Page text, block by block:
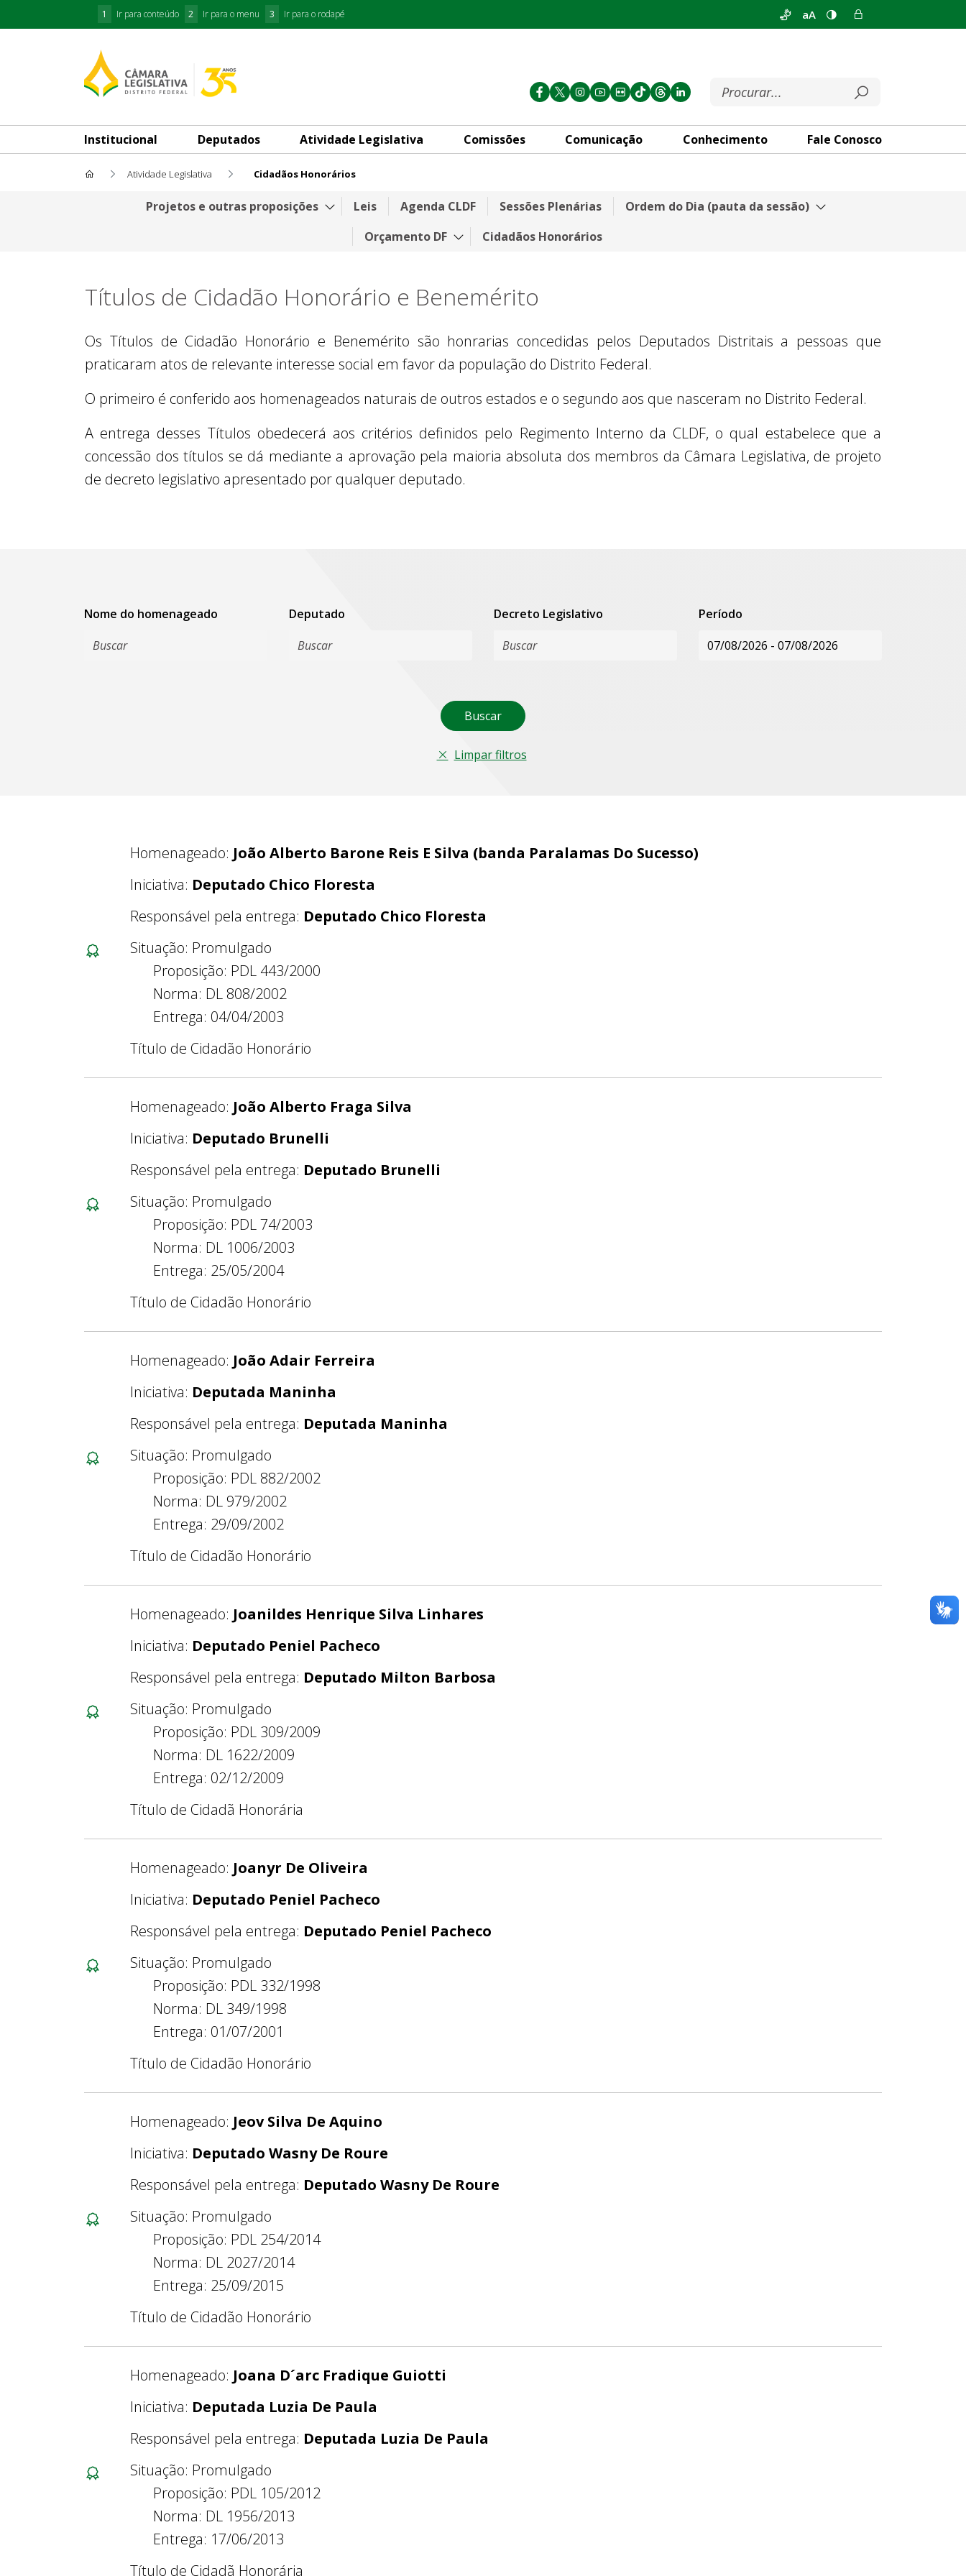
1 Ir para conteúdo 2 Ir para o menu 3 Ir para o rodapé aA
Institucional Deputados Atividade Legislativa Comissões Comunicação Conhecimento Fale Conosco
Atividade Legislativa Cidadãos Honorários
Cidadãos HonoráriosProjetos e outras proposições Leis Agenda CLDF Sessões Plenárias
Ordem do Dia (pauta da sessão)
Orçamento DF
Cidadãos Honorários
Títulos de Cidadão Honorário e Benemérito
Os Títulos de Cidadão Honorário e Benemérito são honrarias concedidas pelos Deputados Distritais a pessoas que
praticaram atos de relevante interesse social em favor da população do Distrito Federal.
O primeiro é conferido aos homenageados naturais de outros estados e o segundo aos que nasceram no Distrito Federal.
A entrega desses Títulos obedecerá aos critérios definidos pelo Regimento Interno da CLDF, o qual estabelece que a
concessão dos títulos se dá mediante a aprovação pela maioria absoluta dos membros da Câmara Legislativa, de projeto
de decreto legislativo apresentado por qualquer deputado.
Nome do homenageado Deputado Decreto Legislativo Período
Buscar
Limpar filtros
Homenageado: João Alberto Barone Reis E Silva (banda Paralamas Do Sucesso)
Iniciativa: Deputado Chico Floresta
Responsável pela entrega: Deputado Chico Floresta
Situação: Promulgado
Proposição: PDL 443/2000
Norma: DL 808/2002
Entrega: 04/04/2003
Título de Cidadão Honorário
Homenageado: João Alberto Fraga Silva
Iniciativa: Deputado Brunelli
Responsável pela entrega: Deputado Brunelli
Situação: Promulgado
Proposição: PDL 74/2003
Norma: DL 1006/2003
Entrega: 25/05/2004
Título de Cidadão Honorário
Homenageado: João Adair Ferreira
Iniciativa: Deputada Maninha
Responsável pela entrega: Deputada Maninha
Situação: Promulgado
Proposição: PDL 882/2002
Norma: DL 979/2002
Entrega: 29/09/2002
Título de Cidadão Honorário
Homenageado: Joanildes Henrique Silva Linhares
Iniciativa: Deputado Peniel Pacheco
Responsável pela entrega: Deputado Milton Barbosa
Situação: Promulgado
Proposição: PDL 309/2009
Norma: DL 1622/2009
Entrega: 02/12/2009
Título de Cidadã Honorária
Homenageado: Joanyr De Oliveira
Iniciativa: Deputado Peniel Pacheco
Responsável pela entrega: Deputado Peniel Pacheco
Situação: Promulgado
Proposição: PDL 332/1998
Norma: DL 349/1998
Entrega: 01/07/2001
Título de Cidadão Honorário
Homenageado: Jeov Silva De Aquino
Iniciativa: Deputado Wasny De Roure
Responsável pela entrega: Deputado Wasny De Roure
Situação: Promulgado
Proposição: PDL 254/2014
Norma: DL 2027/2014
Entrega: 25/09/2015
Título de Cidadão Honorário
Homenageado: Joana D´arc Fradique Guiotti
Iniciativa: Deputada Luzia De Paula
Responsável pela entrega: Deputada Luzia De Paula
Situação: Promulgado
Proposição: PDL 105/2012
Norma: DL 1956/2013
Entrega: 17/06/2013
Título de Cidadã Honorária